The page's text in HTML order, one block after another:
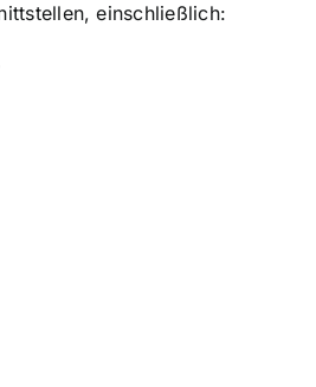
einschließlich: